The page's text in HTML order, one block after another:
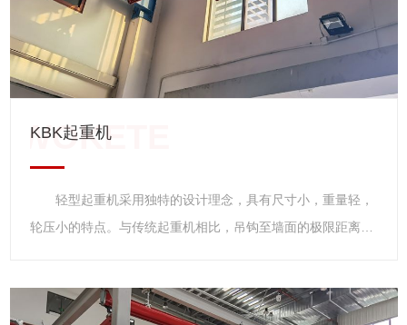
使用，小车式具有运行功能，可安装在轨道上使用。CD1型为
单速起升，MD1为常速和慢速两档起升。
KBK起重机
轻型起重机采用独特的设计理念，具有尺寸小，重量轻，
轮压小的特点。与传统起重机相比，吊钩至墙面的极限距离
房可以设计的更小，功能更齐全。 轻型起重机 轻型起